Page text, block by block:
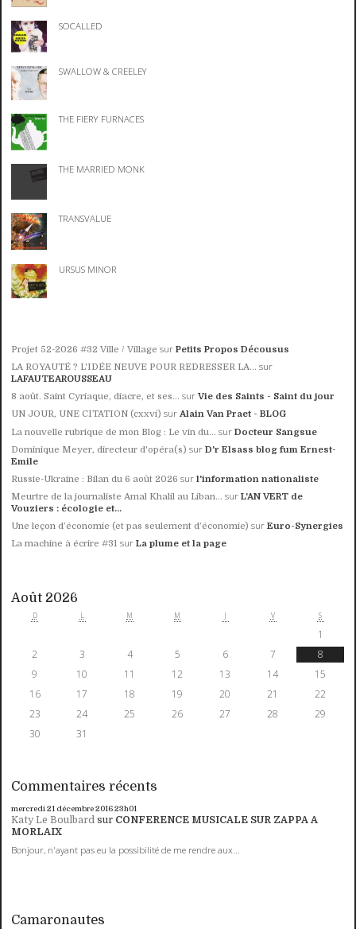
SOCALLED
SWALLOW & CREELEY
THE FIERY FURNACES
THE MARRIED MONK
TRANSVALUE
URSUS MINOR
Projet 52-2026 #32 Ville / Village surPetits Propos Décousus
LA ROYAUTÉ ? L'IDÉE NEUVE POUR REDRESSER LA... sur
LAFAUTEAROUSSEAU
8 août. Saint Cyriaque, diacre, et ses... surVie des Saints - Saint du jour
UN JOUR, UNE CITATION (cxxvi) surAlain Van Praet - BLOG
La nouvelle rubrique de mon Blog : Le vin du... surDocteur Sangsue
Dominique Meyer, directeur d'opéra(s) surD'r Elsass blog fum Ernest-
Emile
Russie-Ukraine : Bilan du 6 août 2026 surl'information nationaliste
Meurtre de la journaliste Amal Khalil au Liban... surL'AN VERT de
Vouziers : écologie et...
Une leçon d’économie (et pas seulement d’économie) surEuro-Synergies
La machine à écrire #31 surLa plume et la page
Août 2026
D L M M J V S
1
2
3 4 5 6 7
8
9
10 11 12 13 14
15
16
17 18 19 20 21
22
23
24 25 26 27 28
29
30
31
Commentaires récents
mercredi 21 décembre 201623h01
Katy Le Boulbard sur CONFERENCE MUSICALE SUR ZAPPA A
MORLAIX
Bonjour, n'ayant pas eu la possibilité de me rendre aux...
Camaronautes